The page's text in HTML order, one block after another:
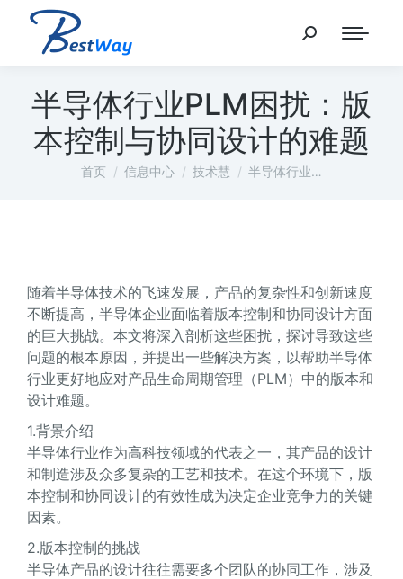
半导体行业PLM困扰：版
本控制与协同设计的难题
您在这里：
首页 信息中心 技术慧 半导体行业…
随着半导体技术的飞速发展，产品的复杂性和创新速度
不断提高，半导体企业面临着版本控制和协同设计方面
的巨大挑战。本文将深入剖析这些困扰，探讨导致这些
问题的根本原因，并提出一些解决方案，以帮助半导体
行业更好地应对产品生命周期管理（PLM）中的版本和
设计难题。
1.背景介绍
半导体行业作为高科技领域的代表之一，其产品的设计
和制造涉及众多复杂的工艺和技术。在这个环境下，版
本控制和协同设计的有效性成为决定企业竞争力的关键
因素。
2.版本控制的挑战
半导体产品的设计往往需要多个团队的协同工作，涉及